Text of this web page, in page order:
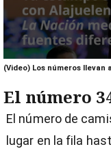
0
seconds
1
minute,
4
(Video) Los números llevan
El número
El número de
lugar en la fila